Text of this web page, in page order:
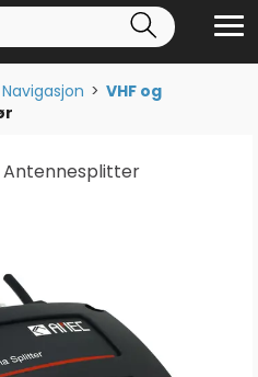
>VHF og
Antennesplitter